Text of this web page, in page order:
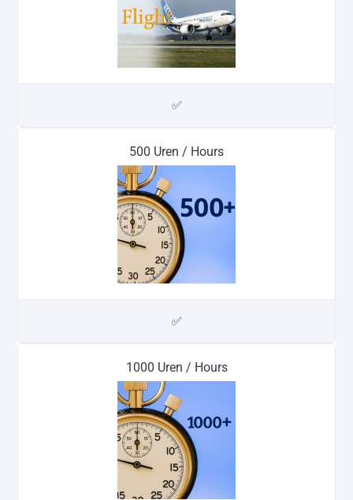
✅
500 Uren / Hours
✅
1000 Uren / Hours